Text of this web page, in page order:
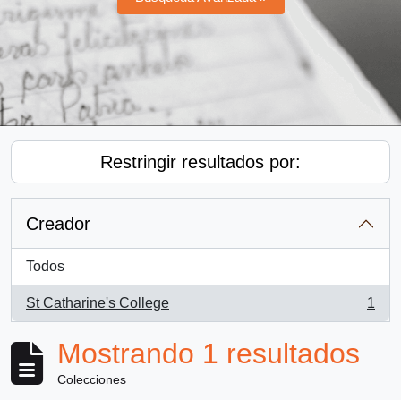
Restringir resultados por:
Creador
Todos
St Catharine's College
, 1 resultados
1
Mostrando 1 resultados
Colecciones